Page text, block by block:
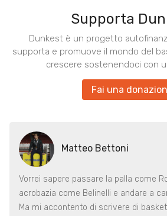
Supporta
Dunkest è un progetto
supporta e promuove il mondo del
crescere sostenendoci con
Fai una
Matteo Bettoni
Vorrei sapere passare la palla come
acrobazia come Belinelli e andare a
Ma mi accontento di scrivere di